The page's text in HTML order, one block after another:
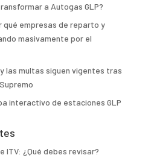
a Autogas GLP?
empresas de reparto y
masivamente por el
las multas siguen vigentes tras
interactivo de estaciones GLP
ITV: ¿Qué debes revisar?